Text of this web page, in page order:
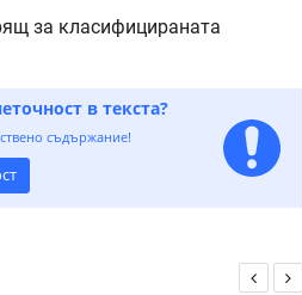
за класифицираната
в текста?
съдържание!